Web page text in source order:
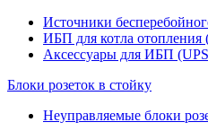
Источники
ИБП для котла отопления
Аксессуары для ИБП
Блоки розеток в стойку
Неуправляемые блоки